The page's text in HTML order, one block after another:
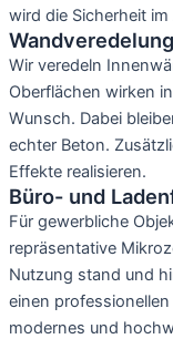
wird die Sicherheit
Wir veredeln
Oberflächen wirken
Wunsch. Dabei
echter Beton.
Effekte realisieren.
Büro- und
Für gewerbliche
repräsentative
Nutzung stand und
einen
modernes und